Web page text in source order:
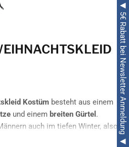
◀ 5€ Rabatt bei Newsletter Anmeldung ◀
Kostüm besteht aus einem
und einem breiten Gürtel .
auch im tiefen Winter, also
dass ihnen ganz heiß wird. Es